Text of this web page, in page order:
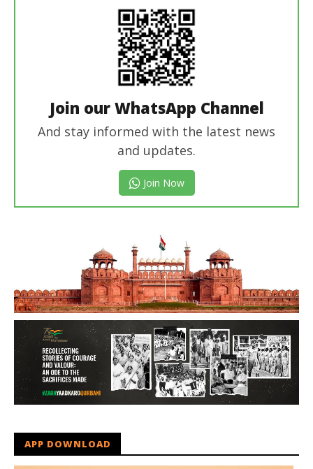
Join our WhatsApp Channel
And stay informed with the latest news
and updates.
Join Now
APP DOWNLOAD